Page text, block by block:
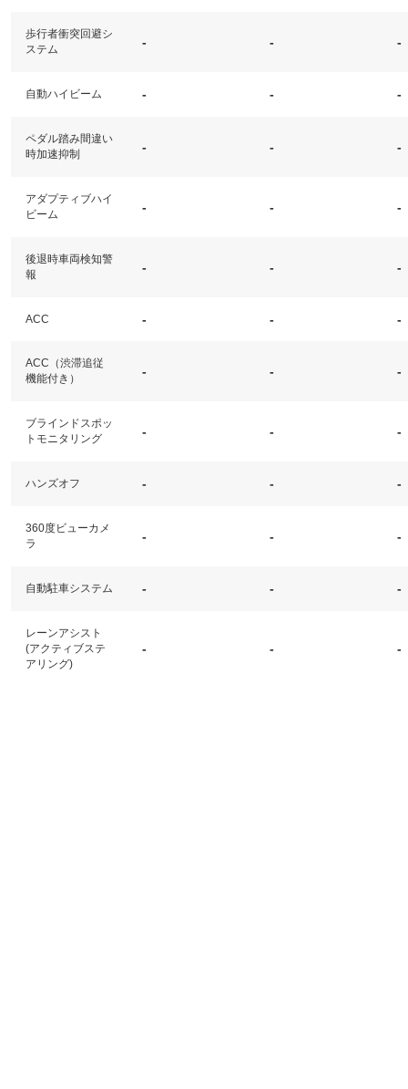
歩行者衝突回避シ
ステム
- - -
自動ハイビーム - - -
ペダル踏み間違い
時加速抑制
- - -
アダプティブハイ
ビーム
- - -
後退時車両検知警
報
- - -
ACC - - -
ACC（渋滞追従
機能付き）
- - -
ブラインドスポッ
トモニタリング
- - -
ハンズオフ - - -
360度ビューカメ
ラ
- - -
自動駐車システム - - -
レーンアシスト
(アクティブステ
アリング)
- - -